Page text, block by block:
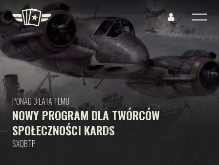
NOWY PROGRAM DLA TWÓRCÓW
SPOŁECZNOŚCI KARDS
PONAD 3 LATA TEMU
SXQBTP